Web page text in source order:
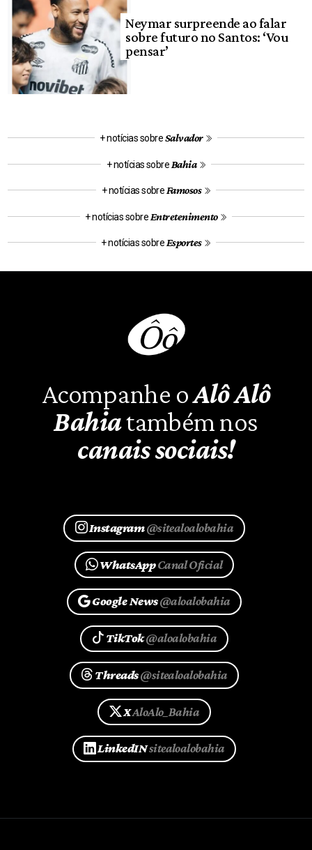
Neymar surpreende ao falar
sobre futuro no Santos: ‘Vou
pensar’
+ notícias sobreSalvador
+ notícias sobre Bahia
+ notícias sobre Famosos
+ notícias sobre Entretenimento
+ notícias sobre Esportes
Acompanhe oAlô Alô
Bahiatambém nos
canais sociais!
Instagram@sitealoalobahia
WhatsAppCanal Oficial
Google News@aloalobahia
TikTok@aloalobahia
Threads@sitealoalobahia
XAloAlo_Bahia
LinkedINsitealoalobahia